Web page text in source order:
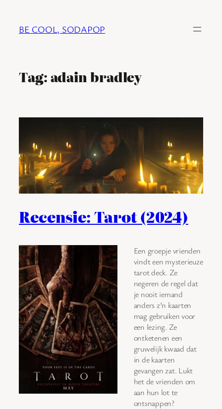
BE COOL, SODAPOP
Tag:adain bradley
Recensie: Tarot (2024)
Een groepje vrienden
vindt een mysterieuze
tarot deck. Ze
negeren de regel dat
je nooit iemand
anders z’n kaarten
mag gebruiken voor
een lezing. Ze
ontketenen een
gruwelijk kwaad dat
in de kaarten
gevangen zat. Lukt
het de vrienden om
aan hun lot te
ontsnappen?